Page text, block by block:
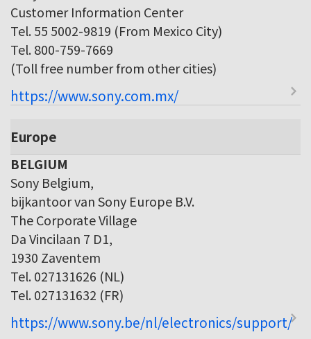
Customer Information Center
Tel. 55 5002-9819 (From Mexico City)
Tel. 800-759-7669
(Toll free number from other cities)
https://www.sony.com.mx/
Europe
BELGIUM
Sony Belgium,
bijkantoor van Sony Europe B.V.
The Corporate Village
Da Vincilaan 7 D1,
1930 Zaventem
Tel. 027131626 (NL)
Tel. 027131632 (FR)
https://www.sony.be/nl/electronics/support/